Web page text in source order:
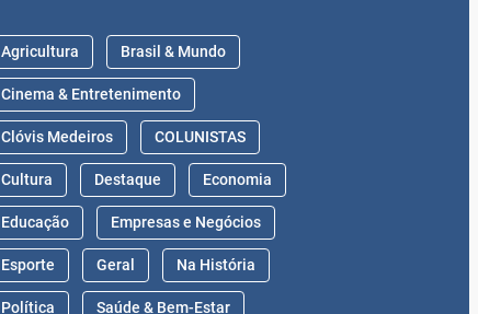
Agricultura Brasil & Mundo
Cinema & Entretenimento
Clóvis Medeiros COLUNISTAS
Cultura Destaque Economia
Educação Empresas e Negócios
Esporte Geral Na História
Política Saúde & Bem-Estar